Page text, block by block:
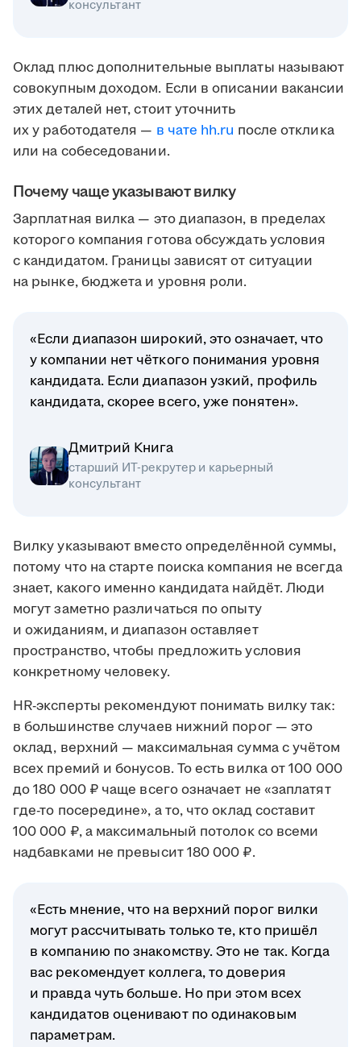
консультант
Оклад плюс дополнительные выплаты называют
совокупным доходом. Если в описании вакансии
этих деталей нет, стоит уточнить
их у работодателя — в чате hh.ru после отклика
или на собеседовании.
Почему чаще указывают вилку
Зарплатная вилка — это диапазон, в пределах
которого компания готова обсуждать условия
с кандидатом. Границы зависят от ситуации
на рынке, бюджета и уровня роли.
«Если диапазон широкий, это означает, что
у компании нет чёткого понимания уровня
кандидата. Если диапазон узкий, профиль
кандидата, скорее всего, уже понятен».
Дмитрий Книга
старший ИТ-рекрутер и карьерный
консультант
Вилку указывают вместо определённой суммы,
потому что на старте поиска компания не всегда
знает, какого именно кандидата найдёт. Люди
могут заметно различаться по опыту
и ожиданиям, и диапазон оставляет
пространство, чтобы предложить условия
конкретному человеку.
HR-эксперты рекомендуют понимать вилку так:
в большинстве случаев нижний порог — это
оклад, верхний — максимальная сумма с учётом
всех премий и бонусов. То есть вилка от 100 000
до 180 000 ₽ чаще всего означает не «заплатят
где-то посередине», а то, что оклад составит
100 000 ₽, а максимальный потолок со всеми
надбавками не превысит 180 000 ₽.
«Есть мнение, что на верхний порог вилки
могут рассчитывать только те, кто пришёл
в компанию по знакомству. Это не так. Когда
вас рекомендует коллега, то доверия
и правда чуть больше. Но при этом всех
кандидатов оценивают по одинаковым
параметрам.